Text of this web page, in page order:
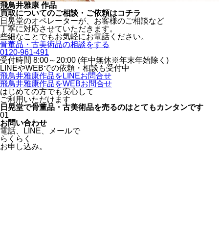
飛鳥井雅康 作品
買取についてのご相談・ご依頼はコチラ
日晃堂のオペレーターが、お客様のご相談など
丁寧に対応させていただきます。
些細なことでもお気軽にお電話ください。
骨董品・古美術品の相談をする
0120-961-491
受付時間 8:00～20:00 (年中無休※年末年始除く)
LINEやWEBでの依頼・相談も受付中
飛鳥井雅康作品をLINEお問合せ
飛鳥井雅康作品をWEBお問合せ
はじめての方でも安心して
ご利用いただけます
日晃堂で骨董品・古美術品を売るのはとても カンタンです
01
お問い合わせ
電話、
LINE、
メールで
らくらく
お申し込み。